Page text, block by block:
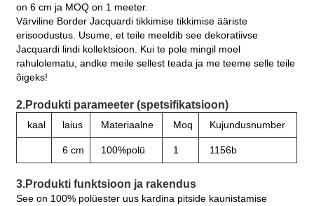
on 6 cm ja MOQ on 1 meeter.
Värviline Border Jacquardi tikkimise tikkimise ääriste
erisoodustus. Usume, et teile meeldib see dekoratiivse
Jacquardi lindi kollektsioon. Kui te pole mingil moel
rahulolematu, andke meile sellest teada ja me teeme selle teile
õigeks!
2.Produkti parameeter (spetsifikatsioon)
kaal laius Materiaalne Moq Kujundusnumber
6 cm 100%polü 1 1156b
3.Produkti funktsioon ja rakendus
See on 100% polüester uus kardina pitside kaunistamise